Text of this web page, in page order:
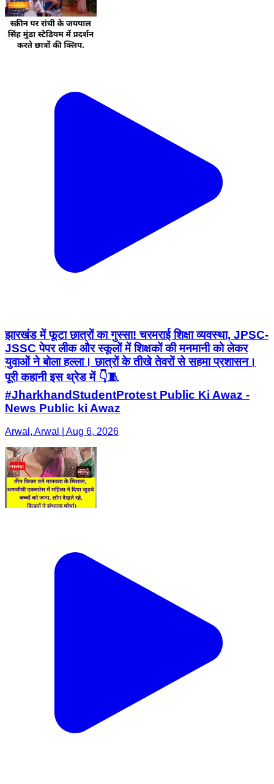
झारखंड में फूटा छात्रों का गुस्सा! चरमराई शिक्षा व्यवस्था, JPSC-
JSSC पेपर लीक और स्कूलों में शिक्षकों की मनमानी को लेकर
युवाओं ने बोला हल्ला। छात्रों के तीखे तेवरों से सहमा प्रशासन।
पूरी कहानी इस थ्रेड में 👇🧵
#JharkhandStudentProtest Public Ki Awaz -
News Public ki Awaz
Arwal, Arwal | Aug 6, 2026